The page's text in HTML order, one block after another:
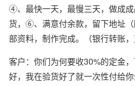
④、最快一天，最慢三天，做成
货，⑥、满意付余款，留下地址
部资料，制作完成。（银行转账
客户：你们为何要收30%的定金
好，我在验货好了就一次性付给你